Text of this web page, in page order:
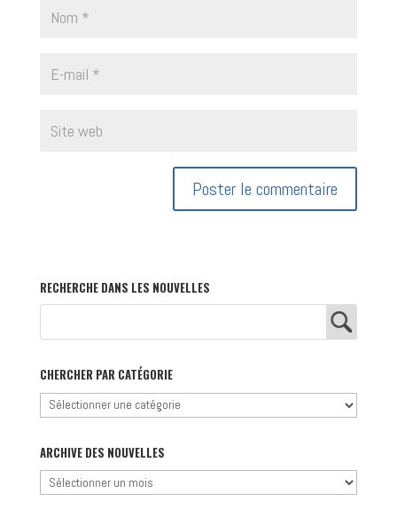
RECHERCHE DANS LES NOUVELLES
CHERCHER PAR CATÉGORIE
Chercher
catégorie
ARCHIVE DES NOUVELLES
Archive